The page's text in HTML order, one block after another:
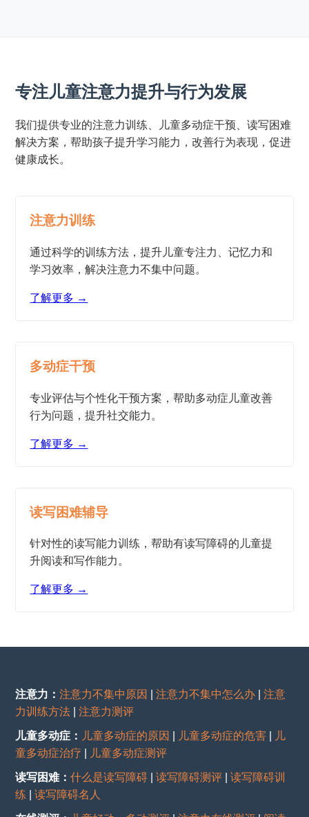
专注儿童注意力提升与行为发展
我们提供专业的注意力训练、儿童多动症干预、读写困难
解决方案，帮助孩子提升学习能力，改善行为表现，促进
健康成长。
注意力训练
通过科学的训练方法，提升儿童专注力、记忆力和
学习效率，解决注意力不集中问题。
了解更多 →
多动症干预
专业评估与个性化干预方案，帮助多动症儿童改善
行为问题，提升社交能力。
了解更多 →
读写困难辅导
针对性的读写能力训练，帮助有读写障碍的儿童提
升阅读和写作能力。
了解更多 →
注意力：注意力不集中原因 |注意力不集中怎么办 |注意
力训练方法 |注意力测评
儿童多动症： 儿童多动症的原因 儿童多动症的危害
儿
童多动症治疗
儿童多动症测评
读写困难：什么是读写障碍 |读写障碍测评 |读写障碍训
练 |读写障碍名人